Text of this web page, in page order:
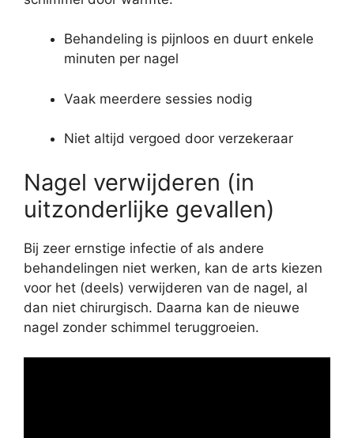
Behandeling is pijnloos en duurt enkele
minuten per nagel
Vaak meerdere sessies nodig
Niet altijd vergoed door verzekeraar
Nagel verwijderen (in
uitzonderlijke gevallen)
Bij zeer ernstige infectie of als andere
behandelingen niet werken, kan de arts kiezen
voor het (deels) verwijderen van de nagel, al
dan niet chirurgisch. Daarna kan de nieuwe
nagel zonder schimmel teruggroeien.